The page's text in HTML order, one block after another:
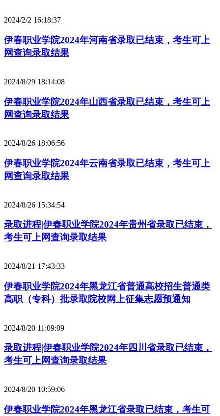
2024/2/2 16:18:37
伊春职业学院2024年河南省录取已结束，考生可上
网查询录取结果
2024/8/29 18:14:08
伊春职业学院2024年山西省录取已结束，考生可上
网查询录取结果
2024/8/26 18:06:56
伊春职业学院2024年云南省录取已结束，考生可上
网查询录取结果
2024/8/26 15:34:54
录取进程|伊春职业学院2024年贵州省录取已结束，
考生可上网查询录取结果
2024/8/21 17:43:33
伊春职业学院2024年黑龙江省普通高校招生普通类
高职（专科）批录取院校网上征集志愿预通知
2024/8/20 11:09:09
录取进程|伊春职业学院2024年四川省录取已结束，
考生可上网查询录取结果
2024/8/20 10:59:06
伊春职业学院2024年黑龙江省录取已结束，考生可